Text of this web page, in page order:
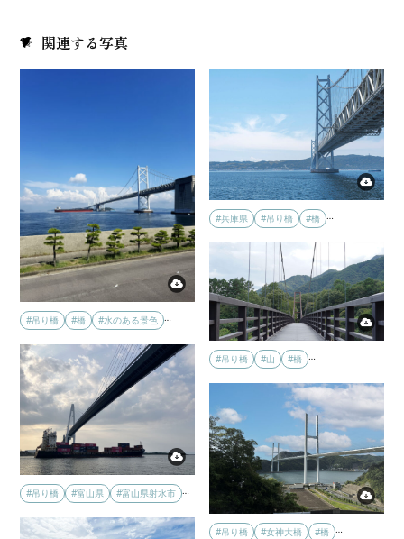
関連する写真
#吊り橋 #橋 #水のある景色
#兵庫県 #吊り橋 #橋
#吊り橋 #山 #橋
#吊り橋 #富山県 #富山県射水市
#吊り橋 #女神大橋 #橋 …